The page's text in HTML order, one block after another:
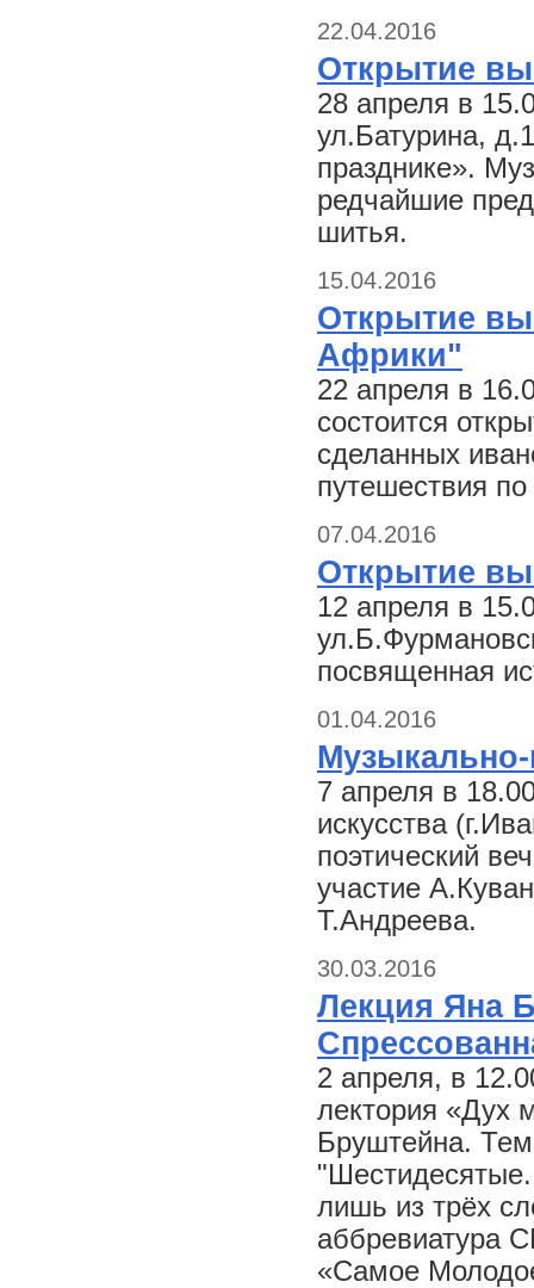
22.04.2016
Открытие
28 апреля в
ул.Батурина,
празднике».
редчайшие
шитья.
15.04.2016
Открытие
Африки"
22 апреля в
состоится
сделанных
путешествия
07.04.2016
Открытие
12 апреля в
посвященная
01.04.2016
Музыкально-
7 апреля в
искусства
поэтический
участие
Т.Андреева.
30.03.2016
Лекция Яна
2 апреля, в
лектория «Дух
Бруштейна.
лишь из трёх
аббревиатура
«Самое